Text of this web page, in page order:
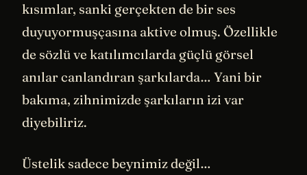
kısımlar, sanki gerçekten de bir ses
duyuyormuşçasına aktive olmuş. Özellikle
de sözlü ve katılımcılarda güçlü görsel
anılar canlandıran şarkılarda… Yani bir
bakıma, zihnimizde şarkıların izi var
diyebiliriz.
Üstelik sadece beynimiz değil…